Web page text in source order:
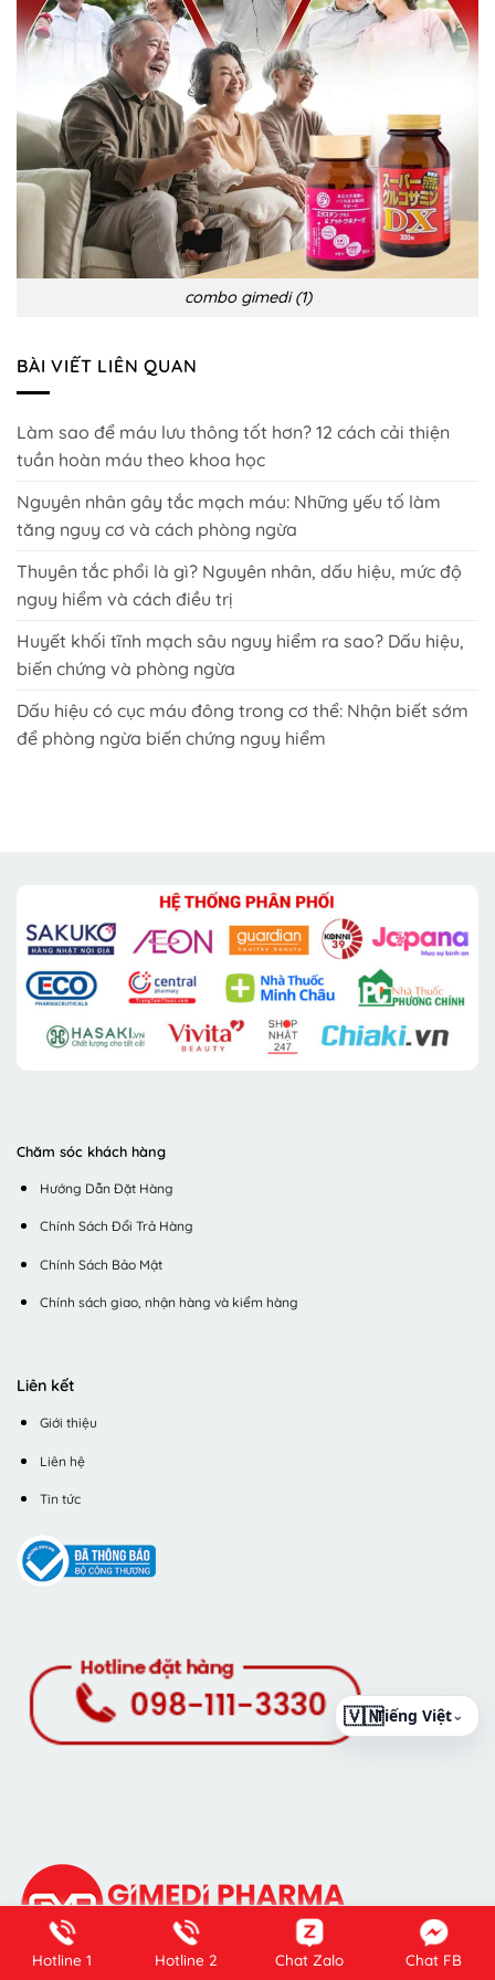
combo gimedi (1)
BÀI VIẾT LIÊN QUAN
Làm sao để máu lưu thông tốt hơn? 12 cách cải thiện
tuần hoàn máu theo khoa học
Nguyên nhân gây tắc mạch máu: Những yếu tố làm
tăng nguy cơ và cách phòng ngừa
Thuyên tắc phổi là gì? Nguyên nhân, dấu hiệu, mức độ
nguy hiểm và cách điều trị
Huyết khối tĩnh mạch sâu nguy hiểm ra sao? Dấu hiệu,
biến chứng và phòng ngừa
Dấu hiệu có cục máu đông trong cơ thể: Nhận biết sớm
để phòng ngừa biến chứng nguy hiểm
Chăm sóc khách hàng
Hướng Dẫn Đặt Hàng
Chính Sách Đổi Trả Hàng
Chính Sách Bảo Mật
Chính sách giao, nhận hàng và kiểm hàng
Liên kết
Giới thiệu
Liên hệ
Tin tức
Hotline 1 Hotline 2 Chat Zalo Chat FB
⌄